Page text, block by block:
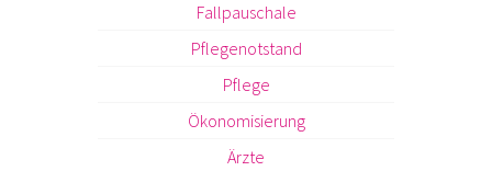
Fallpauschale
Pflegenotstand
Pflege
Ökonomisierung
Ärzte